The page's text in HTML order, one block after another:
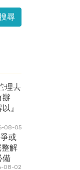
理去
辦
』
08-05
或
解
備
08-02